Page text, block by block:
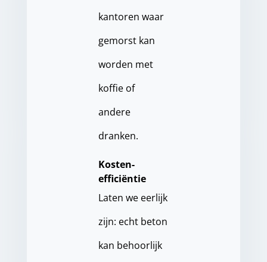
kantoren waar
gemorst kan
worden met
koffie of
andere
dranken.
Kosten-
efficiëntie
Laten we eerlijk
zijn: echt beton
kan behoorlijk